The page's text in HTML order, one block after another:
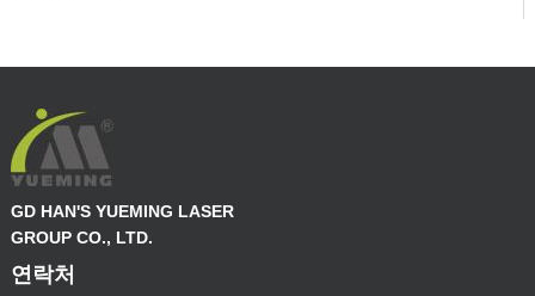
GD HAN'S YUEMING LASER
GROUP CO., LTD.
연락처